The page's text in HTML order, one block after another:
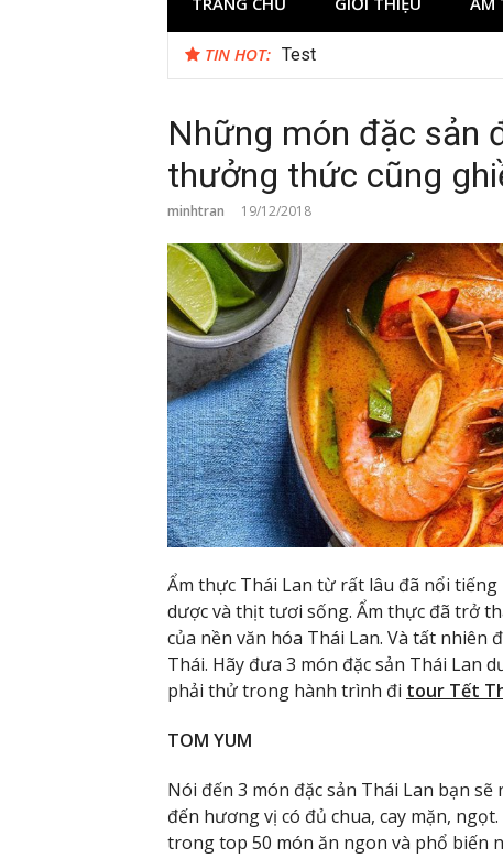
TIN HOT: Test
Những món đặc sản
thưởng thức cũng
minhtran 19/12/2018
Ẩm thực Thái Lan từ rất lâu đã nổi
dược và thịt tươi sống. Ẩm thực đã trở
của nền văn hóa Thái Lan. Và tất
Thái. Hãy đưa 3 món đặc sản Thái Lan
phải thử trong hành trình đi tour Tết
TOM YUM
Nói đến 3 món đặc sản Thái Lan bạn
đến hương vị có đủ chua, cay mặn,
trong top 50 món ăn ngon và phổ biến